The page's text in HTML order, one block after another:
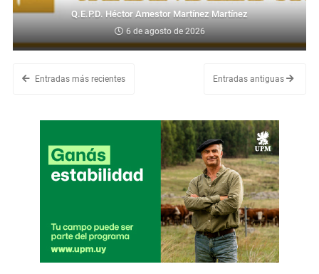
Q.E.P.D. Héctor Amestor Martínez Martínez
6 de agosto de 2026
Entradas más recientes Entradas antiguas